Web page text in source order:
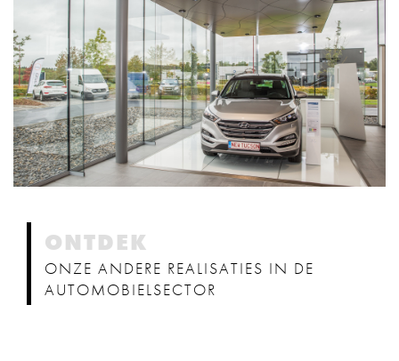
ONTDEK
ONZE ANDERE REALISATIES IN DE
AUTOMOBIELSECTOR